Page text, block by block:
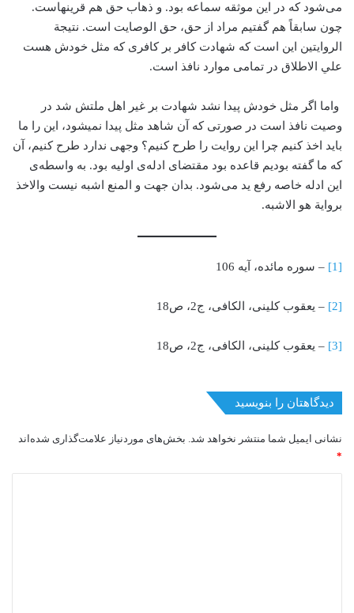
می‌شود که در این موثقه سماعه بود. و ذهاب حق هم قرینه­است.
چون سابقاً هم گفتیم مراد از حق، حق الوصایت است. نتیجة
الروایتین این است که شهادت کافر بر کافری که مثل خودش هست
علي الاطلاق در تمامی موارد نافذ است.
واما اگر مثل خودش پیدا نشد شهادت بر غیر اهل ملتش شد در
وصیت نافذ است در صورتی که آن شاهد مثل پیدا نمی­شود، این را ما
باید اخذ کنیم چرا این روایت را طرح کنیم؟ وجهی ندارد طرح کنیم، آن
که ما گفته بودیم قاعده بود مقتضای ادله‌ی اولیه بود. به واسطه‌ی
این ادله خاصه رفع ید می‌شود. بدان جهت و المنع اشبه نیست والاخذ
بروایة هو الاشبه.
[1] – سوره مائده، آیه 106
[2] – یعقوب كلینی، الكافی، ج2، ص18
[3] – یعقوب كلینی، الكافی، ج2، ص18
دیدگاهتان را بنویسید
نشانی ایمیل شما منتشر نخواهد شد. بخش‌های موردنیاز علامت‌گذاری شده‌اند
*